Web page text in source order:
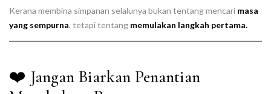
Kerana membina simpanan selalunya bukan tentang mencari masa
yang sempurna, tetapi tentang memulakan langkah pertama.
❤️ Jangan Biarkan Penantian